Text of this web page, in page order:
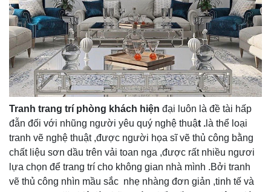
Tranh trang trí phòng khách hiện đại luôn là đề tài hấp
đẫn đối với nhũng người yêu quý nghệ thuật . là thể loại
tranh vẽ nghệ thuật ,được người họa sĩ vẽ thủ công bằng
chất liệu sơn dầu trên vải toan nga ,được rất nhiều ngươi
lựa chọn để trang trí cho không gian nhà mình .Bởi tranh
vẽ thủ công nhìn mầu sắc nhẹ nhàng đơn giản ,tinh tế và